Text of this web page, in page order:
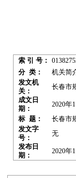
索 引 号：
分 类：
机关简
发文机
关：
长春市
成文日
期：
2020年
标 题：
长春市
发文字
号：
无
发布日
期：
2020年